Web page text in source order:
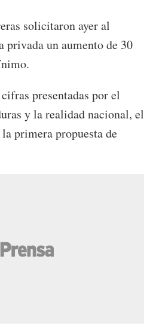
solicitaron ayer al
privada un aumento de 30
presentadas por el
y la realidad nacional, el
primera propuesta de